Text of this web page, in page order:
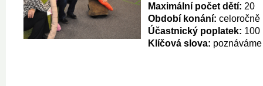
Maximální počet dětí: 20
Období konání: celoročně
Účastnický poplatek: 100
Klíčová slova: